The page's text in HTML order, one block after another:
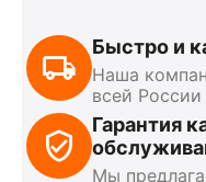
Быстро и
Наша
всей
Гарантия
Мы